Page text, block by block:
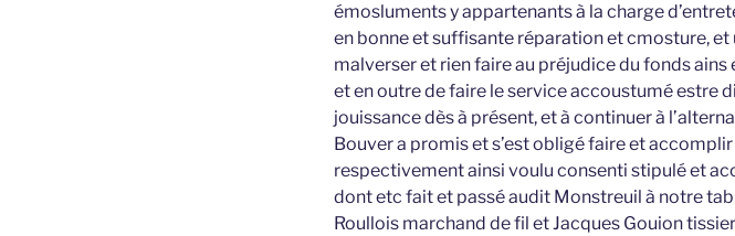
émosluments y appartenants à la charge
en bonne et suffisante réparation et cmosture,
malverser et rien faire au préjudice du fonds
et en outre de faire le service accoustumé estre
jouissance dès à présent, et à continuer à
Bouver a promis et s’est obligé faire et
respectivement ainsi voulu consenti stipulé et
dont etc fait et passé audit Monstreuil à notre
Roullois marchand de fil et Jacques Gouion